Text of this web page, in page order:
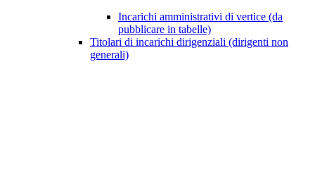
Incarichi amministrativi di vertice (da
pubblicare in tabelle)
Titolari di incarichi dirigenziali (dirigenti non
generali)